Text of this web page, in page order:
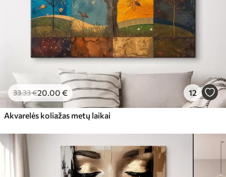
33.33€20.00 € 12
Akvarelės koliažas metų laikai